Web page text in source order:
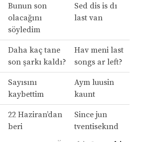
Bunun son
olacağını
söyledim
Sed dis is dı
last van
Daha kaç tane
son şarkı kaldı?
Hav meni last
songs ar left?
Sayısını
kaybettim
Aym luusin
kaunt
22 Haziran’dan
beri
Since jun
tventisekınd